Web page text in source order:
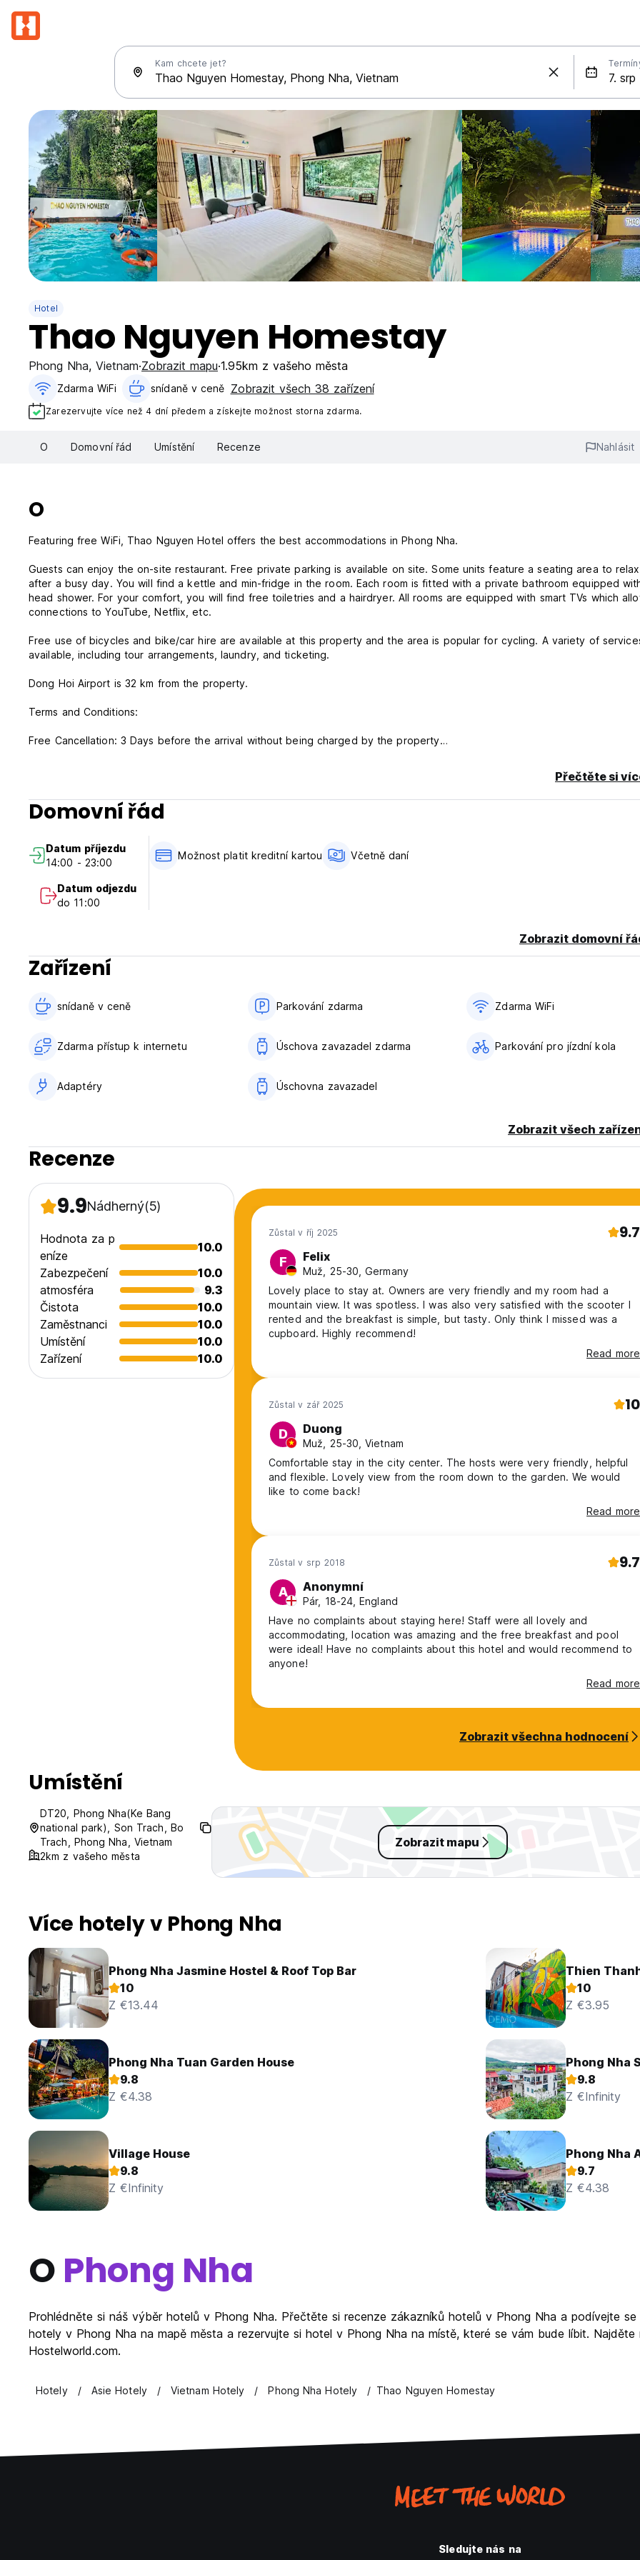
Kam chcete jet?
Hotel
Thao Nguyen Homestay
Phong Nha, Vietnam Zobrazit mapu 1.95km z vašeho města
Zdarma WiFi snídaně v ceně‎ Zobrazit všech 38 zařízení
Zarezervujte více než 4 dní předem a získejte možnost storna zdarma.
O Domovní řád Umístění Recenze Nahlásit
O
Featuring free WiFi, Thao Nguyen Hotel offers the best accommodations in Phong Nha.
Guests can enjoy the on-site restaurant. Free private parking is available on site. Some units feature a seating area to
after a busy day. You will find a kettle and min-fridge in the room. Each room is fitted with a private bathroom equipped
head shower. For your comfort, you will find free toiletries and a hairdryer. All rooms are equipped with smart TVs which
connections to YouTube, Netflix, etc.
Free use of bicycles and bike/car hire are available at this property and the area is popular for cycling. A variety of
available, including tour arrangements, laundry, and ticketing.
Dong Hoi Airport is 32 km from the property.
Terms and Conditions:
Free Cancellation: 3 Days before the arrival without being charged by the property
Tax Included
Breakfast Included
Přečtěte si
Domovní řád
Datum příjezdu
14:00 - 23:00
Datum odjezdu
do 11:00
Možnost platit kreditní kartou Včetně daní
Zobrazit domovní
Zařízení
snídaně v ceně‎ Parkování zdarma Zdarma WiFi
Zdarma přístup k internetu Úschova zavazadel zdarma Parkování pro jízdní kola
Adaptéry Úschovna zavazadel
Zobrazit všech
Recenze
9.9Nádherný(5)
Hodnota za p
eníze
10.0
Zabezpečení
10.0
atmosféra
9.3
Čistota
10.0
Zaměstnanci
10.0
Umístění
10.0
Zařízení
10.0
Zůstal v říj 2025 9.7
F Felix
Muž, 25-30, Germany
Lovely place to stay at. Owners are very friendly and my room had a
mountain view. It was spotless. I was also very satisfied with the scooter I
rented and the breakfast is simple, but tasty. Only think I missed was a
cupboard. Highly recommend!
Read more
Zůstal v zář 2025 10
D Duong
Muž, 25-30, Vietnam
Comfortable stay in the city center. The hosts were very friendly, helpful
and flexible. Lovely view from the room down to the garden. We would
like to come back!
Read more
Zůstal v srp 2018 9.7
A Anonymní
Pár, 18-24, England
Have no complaints about staying here! Staff were all lovely and
accommodating, location was amazing and the free breakfast and pool
were ideal! Have no complaints about this hotel and would recommend to
anyone!
Read more
Zobrazit všechna hodnocení
Umístění
DT20, Phong Nha(Ke Bang
national park), Son Trach, Bo
Trach, Phong Nha, Vietnam
2km z vašeho města
Zobrazit mapu
Více hotely v Phong Nha
Phong Nha Jasmine Hostel & Roof Top Bar
10
Z €13.44
Thien
10
Z €3.95
Phong Nha Tuan Garden House
9.8
Z €4.38
Phong Nha
9.8
Z €Infinity
Village House
9.8
Z €Infinity
Phong Nha
9.7
Z €4.38
O Phong Nha
Prohlédněte si náš výběr hotelů v Phong Nha. Přečtěte si recenze zákazníků hotelů v Phong Nha a podívejte
hotely v Phong Nha na mapě města a rezervujte si hotel v Phong Nha na místě, které se vám bude líbit.
Hostelworld.com.
Hotely Asie Hotely Vietnam Hotely Phong Nha Hotely Thao Nguyen Homestay
Sledujte nás na